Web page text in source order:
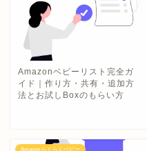
Amazonベビーリスト完全ガ
イド｜作り方・共有・追加方
法とお試しBoxのもらい方
Amazon らくらくベビー